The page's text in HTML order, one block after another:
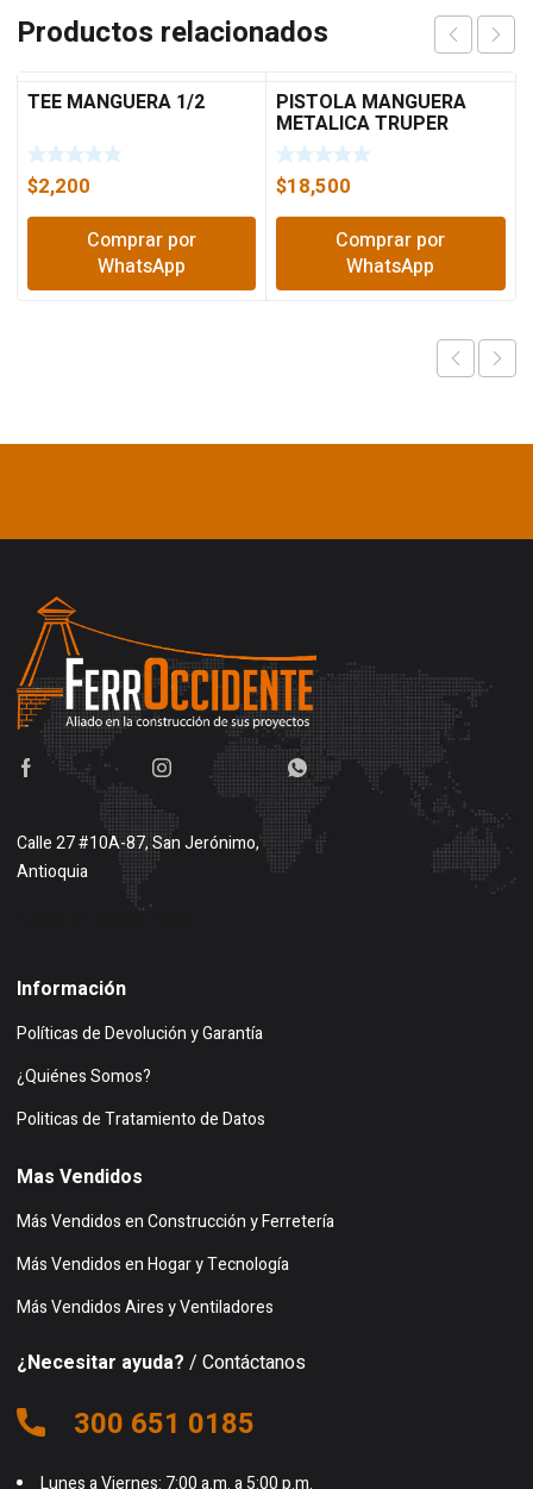
Productos relacionados
TEE MANGUERA 1/2
$2,200
Comprar por
WhatsApp
PISTOLA MANGUERA
METALICA TRUPER
17483
$18,500
Comprar por
WhatsApp
Calle 27 #10A-87, San Jerónimo,
Antioquia
Información
Políticas de Devolución y Garantía
¿Quiénes Somos?
Politicas de Tratamiento de Datos
Mas Vendidos
Más Vendidos en Construcción y Ferretería
Más Vendidos en Hogar y Tecnología
Más Vendidos Aires y Ventiladores
¿Necesitar ayuda? / Contáctanos
300 651 0185
Lunes a Viernes: 7:00 a.m. a 5:00 p.m.